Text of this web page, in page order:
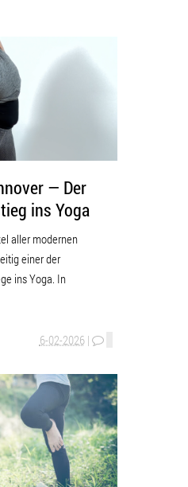
— Der
ins Yoga
aller modernen
einer der
ins Yoga. In
6-02-2026 |